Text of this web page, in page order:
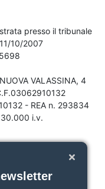
presso il tribunale
10/2007
VALASSINA, 4
- REA n. 293834
30.000 i.v.